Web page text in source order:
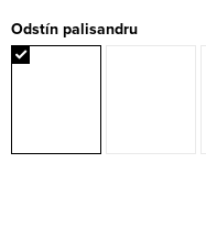
Odstín palisandru